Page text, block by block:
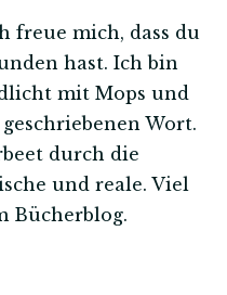
freue mich, dass du
hast. Ich bin
mit Mops und
Wort.
durch die
und reale. Viel
Bücherblog.